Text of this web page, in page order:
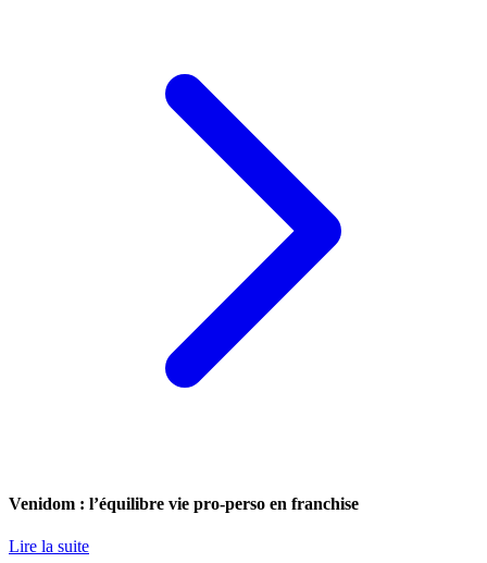
Venidom : l’équilibre vie pro-perso en franchise
Lire la suite